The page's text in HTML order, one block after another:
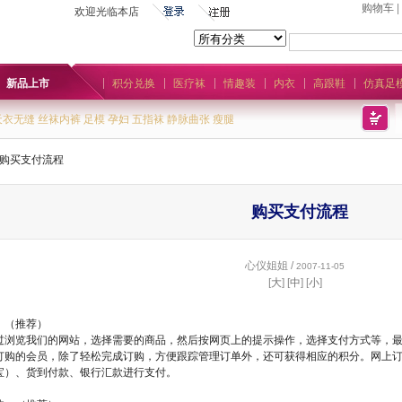
欢迎光临本店 购物车|
新品上市 积分兑换 医疗袜 情趣装 内衣 高跟鞋 仿真足
衣无缝 丝袜内裤 足模 孕妇 五指袜 静脉曲张 瘦腿
买支付流程
购买支付流程
心仪姐姐 / 2007-11-05
[大] [中] [小]
推荐）
浏览我们的网站，选择需要的商品，然后按网页上的提示操作，选择支付方式等，
购的会员，除了轻松完成订购，方便跟踪管理订单外，还可获得相应的积分。网上
、货到付款、银行汇款进行支付。